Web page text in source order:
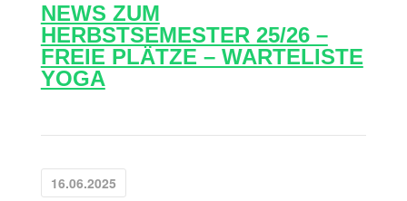
NEWS ZUM
HERBSTSEMESTER 25/26 –
FREIE PLÄTZE – WARTELISTE
YOGA
16.06.2025